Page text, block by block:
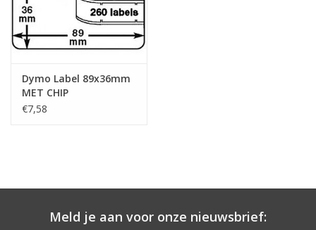
Dymo Label 89x36mm
MET CHIP
€7,58
Meld je aan voor onze nieuwsbrief: